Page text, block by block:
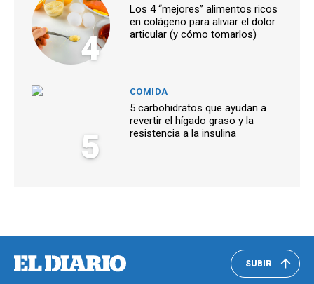
4
Los 4 “mejores” alimentos ricos
en colágeno para aliviar el dolor
articular (y cómo tomarlos)
5
COMIDA
5 carbohidratos que ayudan a
revertir el hígado graso y la
resistencia a la insulina
SUBIR